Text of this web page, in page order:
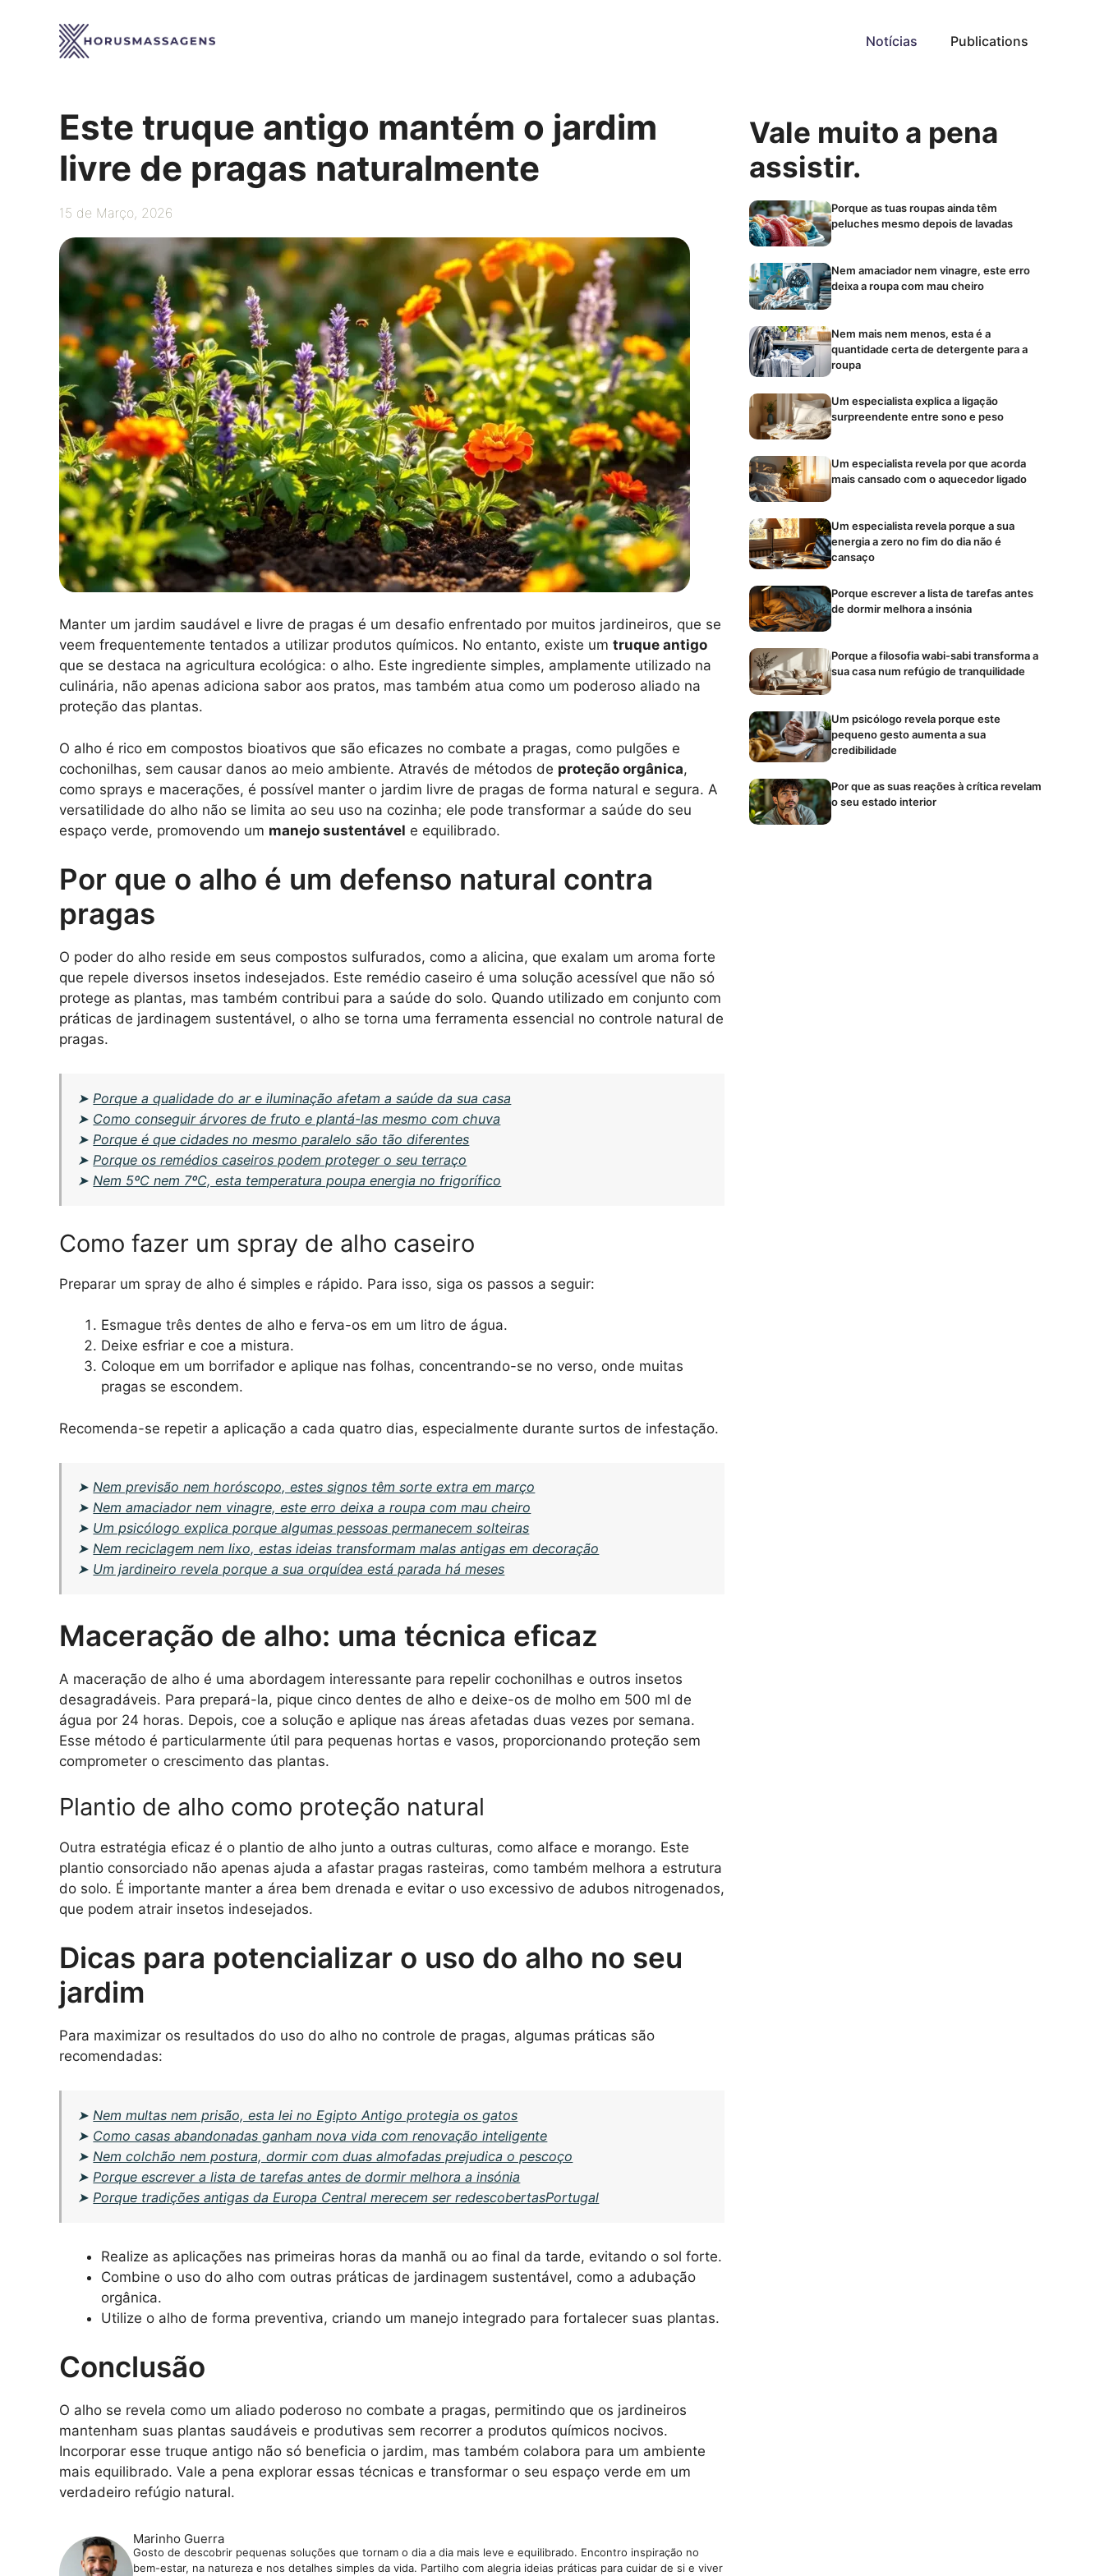
Notícias Publications
Este truque antigo mantém o jardim
livre de pragas naturalmente
15 de Março, 2026
Manter um jardim saudável e livre de pragas é um desafio enfrentado por muitos jardineiros, que se
veem frequentemente tentados a utilizar produtos químicos. No entanto, existe um truque antigo
que se destaca na agricultura ecológica: o alho. Este ingrediente simples, amplamente utilizado na
culinária, não apenas adiciona sabor aos pratos, mas também atua como um poderoso aliado na
proteção das plantas.
O alho é rico em compostos bioativos que são eficazes no combate a pragas, como pulgões e
cochonilhas, sem causar danos ao meio ambiente. Através de métodos de proteção orgânica,
como sprays e macerações, é possível manter o jardim livre de pragas de forma natural e segura. A
versatilidade do alho não se limita ao seu uso na cozinha; ele pode transformar a saúde do seu
espaço verde, promovendo um manejo sustentável e equilibrado.
Por que o alho é um defenso natural contra
pragas
O poder do alho reside em seus compostos sulfurados, como a alicina, que exalam um aroma forte
que repele diversos insetos indesejados. Este remédio caseiro é uma solução acessível que não só
protege as plantas, mas também contribui para a saúde do solo. Quando utilizado em conjunto com
práticas de jardinagem sustentável, o alho se torna uma ferramenta essencial no controle natural de
pragas.
➤ Porque a qualidade do ar e iluminação afetam a saúde da sua casa
➤ Como conseguir árvores de fruto e plantá-las mesmo com chuva
➤ Porque é que cidades no mesmo paralelo são tão diferentes
➤ Porque os remédios caseiros podem proteger o seu terraço
➤ Nem 5ºC nem 7ºC, esta temperatura poupa energia no frigorífico
Como fazer um spray de alho caseiro
Preparar um spray de alho é simples e rápido. Para isso, siga os passos a seguir:
Esmague três dentes de alho e ferva-os em um litro de água.
Deixe esfriar e coe a mistura.
Coloque em um borrifador e aplique nas folhas, concentrando-se no verso, onde muitas
pragas se escondem.
Recomenda-se repetir a aplicação a cada quatro dias, especialmente durante surtos de infestação.
➤Nem previsão nem horóscopo, estes signos têm sorte extra em março
➤Nem amaciador nem vinagre, este erro deixa a roupa com mau cheiro
➤ Um psicólogo explica porque algumas pessoas permanecem solteiras
➤Nem reciclagem nem lixo, estas ideias transformam malas antigas em decoração
➤ Um jardineiro revela porque a sua orquídea está parada há meses
Maceração de alho: uma técnica eficaz
A maceração de alho é uma abordagem interessante para repelir cochonilhas e outros insetos
desagradáveis. Para prepará-la, pique cinco dentes de alho e deixe-os de molho em 500 ml de
água por 24 horas. Depois, coe a solução e aplique nas áreas afetadas duas vezes por semana.
Esse método é particularmente útil para pequenas hortas e vasos, proporcionando proteção sem
comprometer o crescimento das plantas.
Plantio de alho como proteção natural
Outra estratégia eficaz é o plantio de alho junto a outras culturas, como alface e morango. Este
plantio consorciado não apenas ajuda a afastar pragas rasteiras, como também melhora a estrutura
do solo. É importante manter a área bem drenada e evitar o uso excessivo de adubos nitrogenados,
que podem atrair insetos indesejados.
Dicas para potencializar o uso do alho no seu
jardim
Para maximizar os resultados do uso do alho no controle de pragas, algumas práticas são
recomendadas:
➤Nem multas nem prisão, esta lei no Egipto Antigo protegia os gatos
➤ Como casas abandonadas ganham nova vida com renovação inteligente
➤Nem colchão nem postura, dormir com duas almofadas prejudica o pescoço
➤Porque escrever a lista de tarefas antes de dormir melhora a insónia
➤Porque tradições antigas da Europa Central merecem ser redescobertasPortugal
Realize as aplicações nas primeiras horas da manhã ou ao final da tarde, evitando o sol forte.
Combine o uso do alho com outras práticas de jardinagem sustentável, como a adubação
orgânica.
Utilize o alho de forma preventiva, criando um manejo integrado para fortalecer suas plantas.
Conclusão
O alho se revela como um aliado poderoso no combate a pragas, permitindo que os jardineiros
mantenham suas plantas saudáveis e produtivas sem recorrer a produtos químicos nocivos.
Incorporar esse truque antigo não só beneficia o jardim, mas também colabora para um ambiente
mais equilibrado. Vale a pena explorar essas técnicas e transformar o seu espaço verde em um
verdadeiro refúgio natural.
Marinho Guerra
Gosto de descobrir pequenas soluções que tornam o dia a dia mais leve e equilibrado. Encontro inspiração no
bem-estar, na natureza e nos detalhes simples da vida. Partilho com alegria ideias práticas para cuidar de si e viver
Vale muito a pena
assistir.
Porque as tuas roupas ainda têm
peluches mesmo depois de lavadas
Nem amaciador nem vinagre, este erro
deixa a roupa com mau cheiro
Nem mais nem menos, esta é a
quantidade certa de detergente para a
roupa
Um especialista explica a ligação
surpreendente entre sono e peso
Um especialista revela por que acorda
mais cansado com o aquecedor ligado
Um especialista revela porque a sua
energia a zero no fim do dia não é
cansaço
Porque escrever a lista de tarefas antes
de dormir melhora a insónia
Porque a filosofia wabi-sabi transforma a
sua casa num refúgio de tranquilidade
Um psicólogo revela porque este
pequeno gesto aumenta a sua
credibilidade
Por que as suas reações à crítica revelam
o seu estado interior